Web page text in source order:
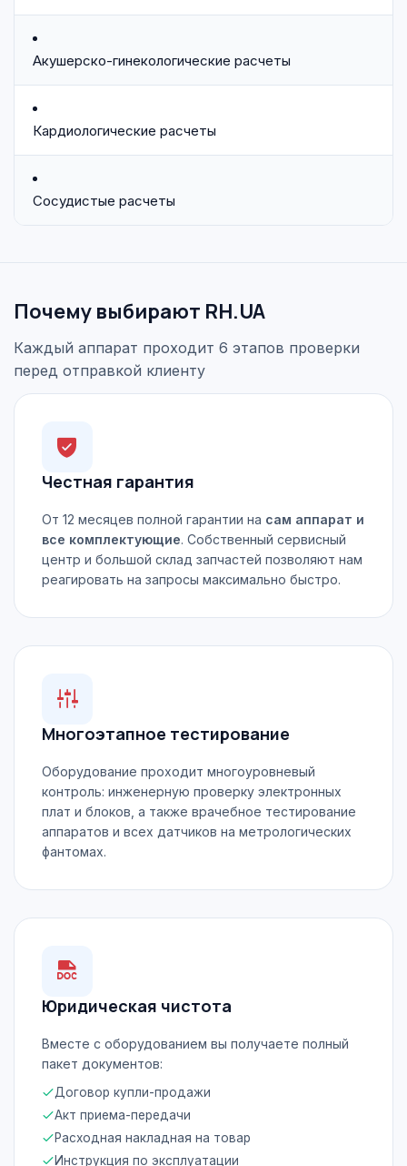
Акушерско-гинекологические расчеты
Кардиологические расчеты
Сосудистые расчеты
Почему выбирают RH.UA
Каждый аппарат проходит 6 этапов проверки
перед отправкой клиенту
Честная гарантия
От 12 месяцев полной гарантии на сам аппарат и
все комплектующие. Собственный сервисный
центр и большой склад запчастей позволяют нам
реагировать на запросы максимально быстро.
Многоэтапное тестирование
Оборудование проходит многоуровневый
контроль: инженерную проверку электронных
плат и блоков, а также врачебное тестирование
аппаратов и всех датчиков на метрологических
фантомах.
Юридическая чистота
Вместе с оборудованием вы получаете полный
пакет документов:
Договор купли-продажи
Акт приема-передачи
Расходная накладная на товар
Инструкция по эксплуатации